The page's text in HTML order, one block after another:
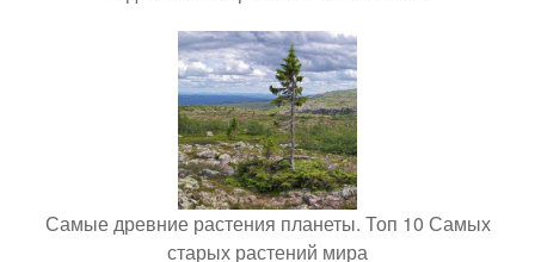
Самые древние растения планеты. Топ 10 Самых
старых растений мира